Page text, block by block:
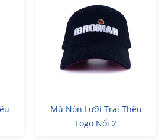
Mũ Nón Lưỡi Trai Thêu
Logo Nổi 2